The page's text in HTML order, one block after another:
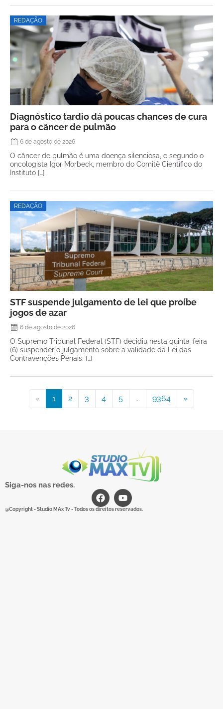
REDAÇÃO
Diagnóstico tardio dá poucas chances de cura
para o câncer de pulmão
6 de agosto de 2026
O câncer de pulmão é uma doença silenciosa, e segundo o
oncologista Igor Morbeck, membro do Comitê Científico do
Instituto […]
REDAÇÃO
STF suspende julgamento de lei que proíbe
jogos de azar
6 de agosto de 2026
O Supremo Tribunal Federal (STF) decidiu nesta quinta-feira
(6) suspender o julgamento sobre a validade da Lei das
Contravenções Penais. […]
« 1 2 3 4 5 ... 9364 »
Siga-nos nas redes.
@Copyright - Studio MAx Tv - Todos os direitos reservados.